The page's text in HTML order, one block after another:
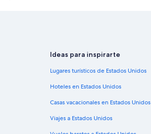
Denver
Centro de Denver
Centro de DenverIdeas para inspirarte
Lugares turísticos de Estados Unidos
Hoteles en Estados Unidos
Casas vacacionales en Estados Unidos
Viajes a Estados Unidos